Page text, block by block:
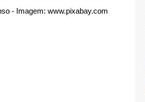
- Imagem: www.pixabay.com